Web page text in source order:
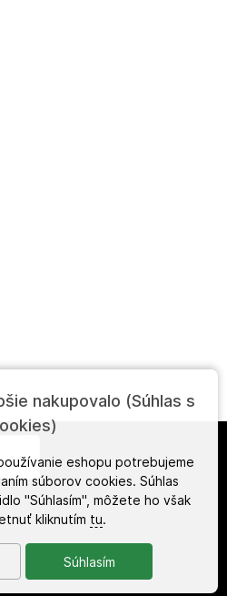
nakupovalo (Súhlas s
eshopu potrebujeme
súborov cookies. Súhlas
"Súhlasím", môžete ho však
kliknutím tu.
Súhlasím